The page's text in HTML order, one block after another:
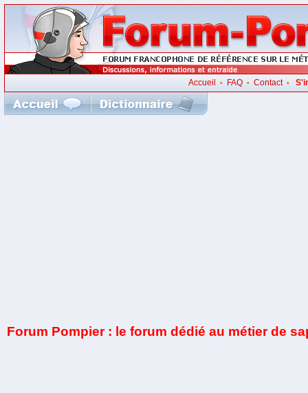
Accueil • FAQ• Contact•
Forum Pompier : le forum dédié au métier de